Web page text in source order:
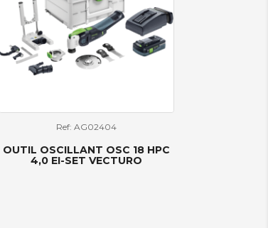
Ref: AG02404
OUTIL OSCILLANT OSC 18 HPC
4,0 EI-SET VECTURO